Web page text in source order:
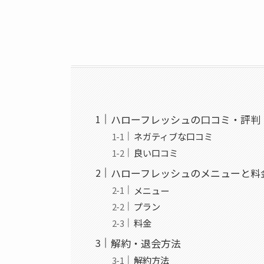
ハローフレッシュの口コミ・評判
ネガティブな口コミ
良い口コミ
ハローフレッシュのメニューと料
メニュー
プラン
料金
解約・退会方法
解約方法